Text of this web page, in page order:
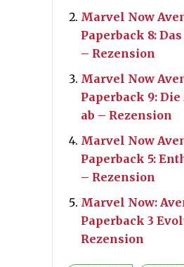
Marvel Now
Paperback 8:
– Rezension
Marvel Now
Paperback 9:
ab – Rezension
Marvel Now
Paperback 5:
– Rezension
Marvel Now:
Paperback 3
Rezension